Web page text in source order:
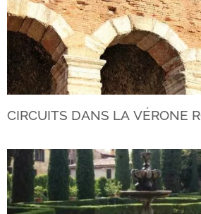
CIRCUITS DANS LA VÉRONE
LA VILLE ANTIQUE